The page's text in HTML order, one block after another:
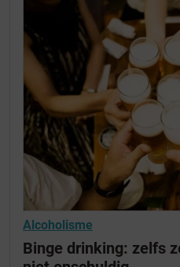
Alcoholisme
Binge drinking: zelfs